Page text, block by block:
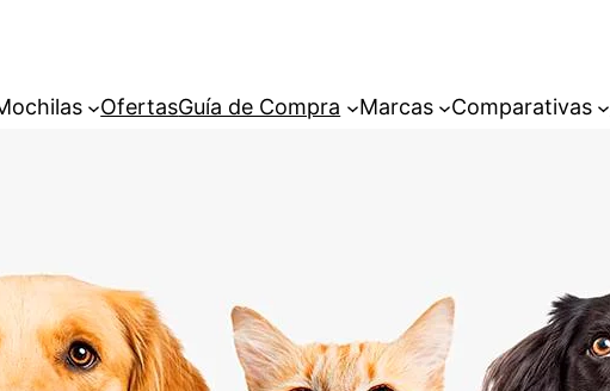
OfertasGuía de Compra Marcas Comparativas